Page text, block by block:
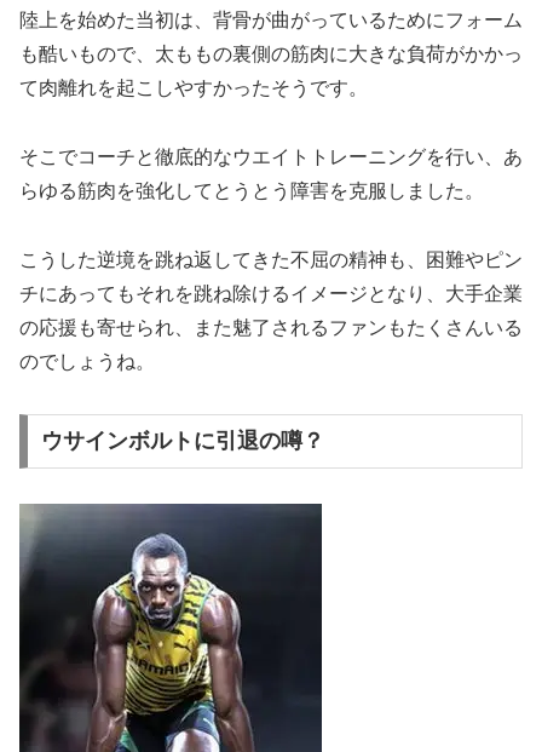
陸上を始めた当初は、背骨が曲がっているためにフォーム
も酷いもので、太ももの裏側の筋肉に大きな負荷がかかっ
て肉離れを起こしやすかったそうです。
そこでコーチと徹底的なウエイトトレーニングを行い、あ
らゆる筋肉を強化してとうとう障害を克服しました。
こうした逆境を跳ね返してきた不屈の精神も、困難やピン
チにあってもそれを跳ね除けるイメージとなり、大手企業
の応援も寄せられ、また魅了されるファンもたくさんいる
のでしょうね。
ウサインボルトに引退の噂？